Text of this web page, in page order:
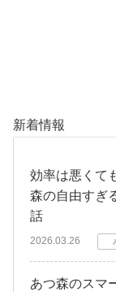
新着情報
効率は悪くて
森の自由すぎ
話
2026.03.26
あつ森のスマ